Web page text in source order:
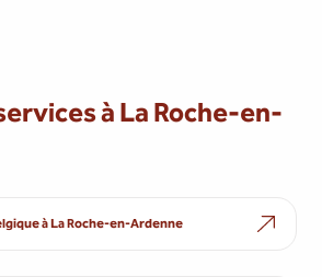
à La Roche-en-
à La Roche-en-Ardenne